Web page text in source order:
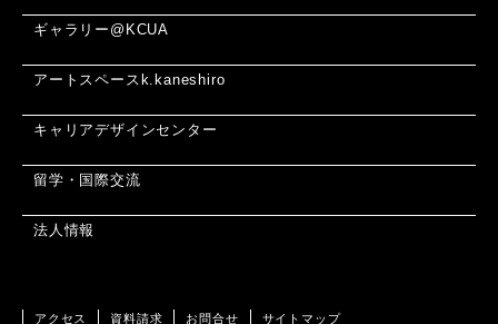
ギャラリー@KCUA
アートスペースk.kaneshiro
キャリアデザインセンター
留学・国際交流
法人情報
アクセス 資料請求 お問合せ サイトマップ